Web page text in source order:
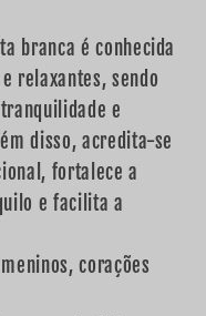
branca é conhecida
relaxantes, sendo
e
disso, acredita-se
fortalece a
e facilita a
corações